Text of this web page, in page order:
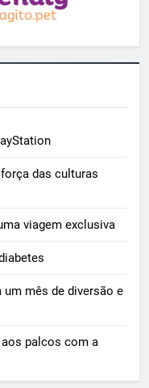
força das culturas
viagem exclusiva
um mês de diversão e
aos palcos com a